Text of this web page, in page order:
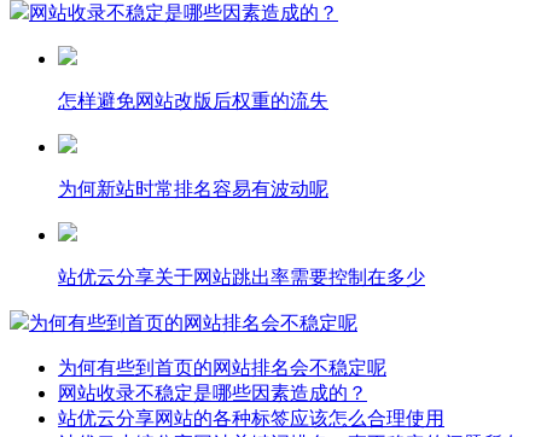
网站收录不稳定是哪些因素造成的？
怎样避免网站改版后权重的流失
为何新站时常排名容易有波动呢
站优云分享关于网站跳出率需要控制在多少
为何有些到首页的网站排名会不稳定呢
为何有些到首页的网站排名会不稳定呢
网站收录不稳定是哪些因素造成的？
站优云分享网站的各种标签应该怎么合理使用